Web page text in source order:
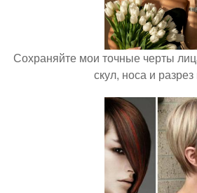
Сохраняйте мои точные черты
скул, носа и разрез